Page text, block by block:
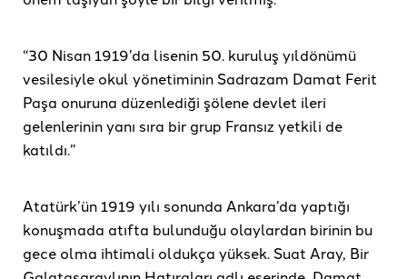
“30 Nisan 1919’da lisenin 50. kuruluş yıldönümü
vesilesiyle okul yönetiminin Sadrazam Damat Ferit
Paşa onuruna düzenlediği şölene devlet ileri
gelenlerinin yanı sıra bir grup Fransız yetkili de
katıldı.”
Atatürk’ün 1919 yılı sonunda Ankara’da yaptığı
konuşmada atıfta bulunduğu olaylardan birinin bu
gece olma ihtimali oldukça yüksek. Suat Aray, Bir